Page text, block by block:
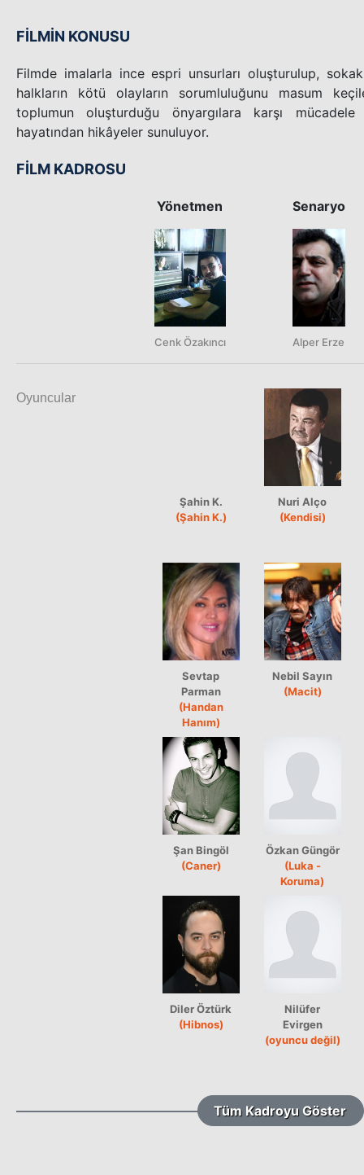
FİLMİN KONUSU
Filmde imalarla ince espri unsurları oluşturulup, sokak
halkların kötü olayların sorumluluğunu masum
toplumun oluşturduğu önyargılara karşı mücadele
hayatından hikâyeler sunuluyor.
FİLM KADROSU
Yönetmen
Cenk Özakıncı
Senaryo
Alper Erze
Oyuncular
Şahin K.
(Şahin K.)
Nuri Alço
(Kendisi)
Sevtap
Parman
(Handan
Hanım)
Nebil Sayın
(Macit)
Şan Bingöl
(Caner)
Özkan Güngör
(Luka -
Koruma)
Diler Öztürk
(Hibnos)
Nilüfer
Evirgen
(oyuncu değil)
Tüm Kadroyu Göster